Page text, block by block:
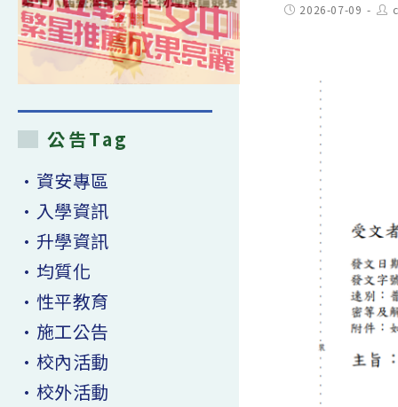
Post2026-07-09
公告Tag
•資安專區
•入學資訊
•升學資訊
•均質化
•性平教育
•施工公告
•校內活動
•校外活動